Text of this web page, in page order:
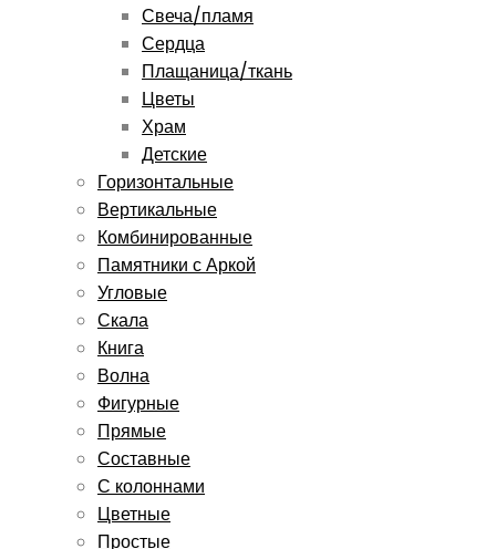
Свеча/пламя
Сердца
Плащаница/ткань
Цветы
Храм
Детские
Горизонтальные
Вертикальные
Комбинированные
Памятники с Аркой
Угловые
Скала
Книга
Волна
Фигурные
Прямые
Составные
С колоннами
Цветные
Простые